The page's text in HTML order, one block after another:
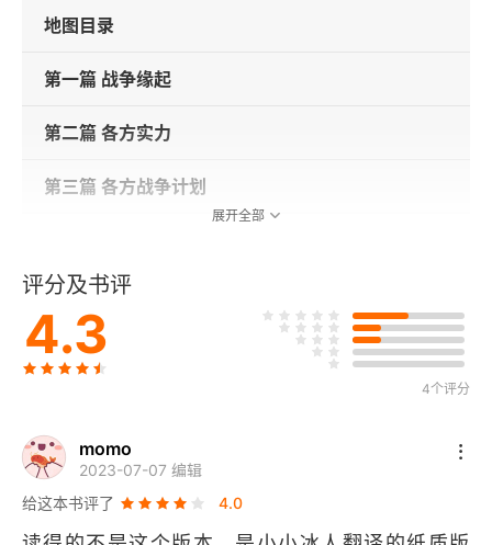
地图目录
第一篇 战争缘起
第二篇 各方实力
第三篇 各方战争计划
第一章 改变情势的马恩河会战
第二章 传奇的坦能堡会战
第四章 第一次伊普尔之战
第五篇 1915年——一团僵局
展开全部
评分及书评
4.3
4个评分
momo
2023-07-07 编辑
给这本书评了
4.0